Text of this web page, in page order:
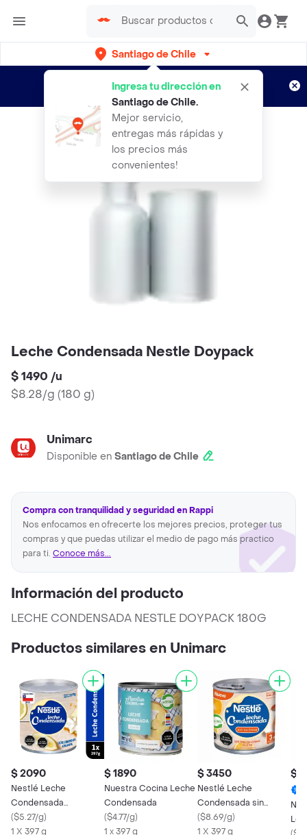
Santiago de Chile
Ingresa tu dirección en
Santiago de Chile.
Mejor servicio,
entregas más rápidas y
los precios más
convenientes!
envíos gratis por semanas
Aplican TyC
Leche Condensada Nestle Doypack
$ 1490 /u
$8.28/g (180 g)
Unimarc
Disponible en Santiago de Chile
Compra con tranquilidad y seguridad en Rappi
Nos enfocamos en ofrecerte los mejores precios, proteger tus
compras y que puedas utilizar el medio de pago más practico
para ti. Conoce más...
Información del producto
LECHE CONDENSADA NESTLE DOYPACK 180G
Productos similares en Unimarc
$ 2090
Nestlé Leche
Condensada
Azucarada
($5.27/g)
1 X 397 g
$ 1890
Nuestra Cocina Leche
Condensada
($4.77/g)
1 x 397 g
$ 3450
Nestlé Leche
Condensada sin
Lactosa
($8.69/g)
1 X 397 g
$